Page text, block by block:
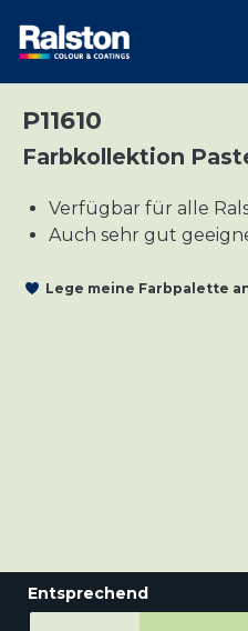
P11610
Farbkollektion
Verfügbar für alle
Auch sehr gut
Lege meine Farbpalette
Entsprechend